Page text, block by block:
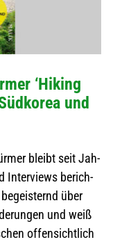
‘Hiking
und
bleibt seit Jah­
Inter­views berich­
über
und weiß
offen­sicht­lich